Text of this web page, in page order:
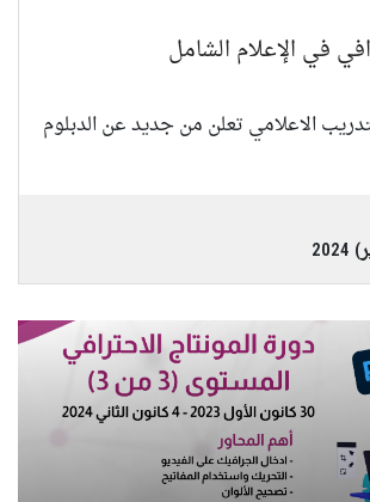
في الإعلام الشامل
الاعلامي تعلن من جديد عن الدبلوم